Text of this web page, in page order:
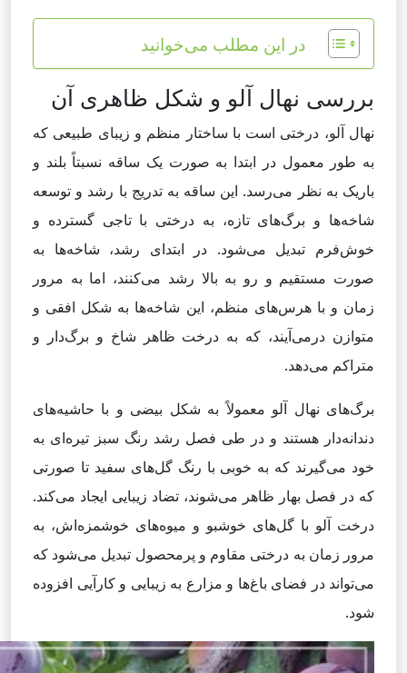
در این مطلب می‌خوانید
بررسی نهال آلو و شکل ظاهری آن
نهال آلو، درختی است با ساختار منظم و زیبای طبیعی که
به طور معمول در ابتدا به صورت یک ساقه نسبتاً بلند و
باریک به نظر می‌رسد. این ساقه به تدریج با رشد و توسعه
شاخه‌ها و برگ‌های تازه، به درختی با تاجی گسترده و
خوش‌فرم تبدیل می‌شود. در ابتدای رشد، شاخه‌ها به
صورت مستقیم و رو به بالا رشد می‌کنند، اما به مرور
زمان و با هرس‌های منظم، این شاخه‌ها به شکل افقی و
متوازن درمی‌آیند، که به درخت ظاهر شاخ و برگ‌دار و
متراکم می‌دهد.
برگ‌های نهال آلو معمولاً به شکل بیضی و با حاشیه‌های
دندانه‌دار هستند و در طی فصل رشد رنگ سبز تیره‌ای به
خود می‌گیرند که به خوبی با رنگ گل‌های سفید تا صورتی
که در فصل بهار ظاهر می‌شوند، تضاد زیبایی ایجاد می‌کند.
درخت آلو با گل‌های خوشبو و میوه‌های خوشمزه‌اش، به
مرور زمان به درختی مقاوم و پرمحصول تبدیل می‌شود که
می‌تواند در فضای باغ‌ها و مزارع به زیبایی و کارآیی افزوده
شود.